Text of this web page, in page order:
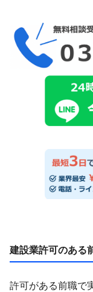
建設業許可のある
許可がある前職で